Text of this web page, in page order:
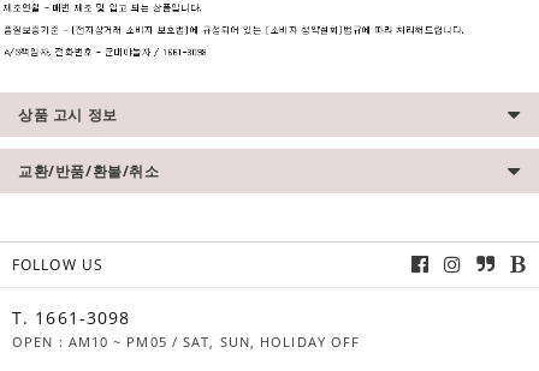
상품 고시 정보
교환/반품/환불/취소
FOLLOW US
T. 1661-3098
OPEN : AM10 ~ PM05 / SAT, SUN, HOLIDAY OFF